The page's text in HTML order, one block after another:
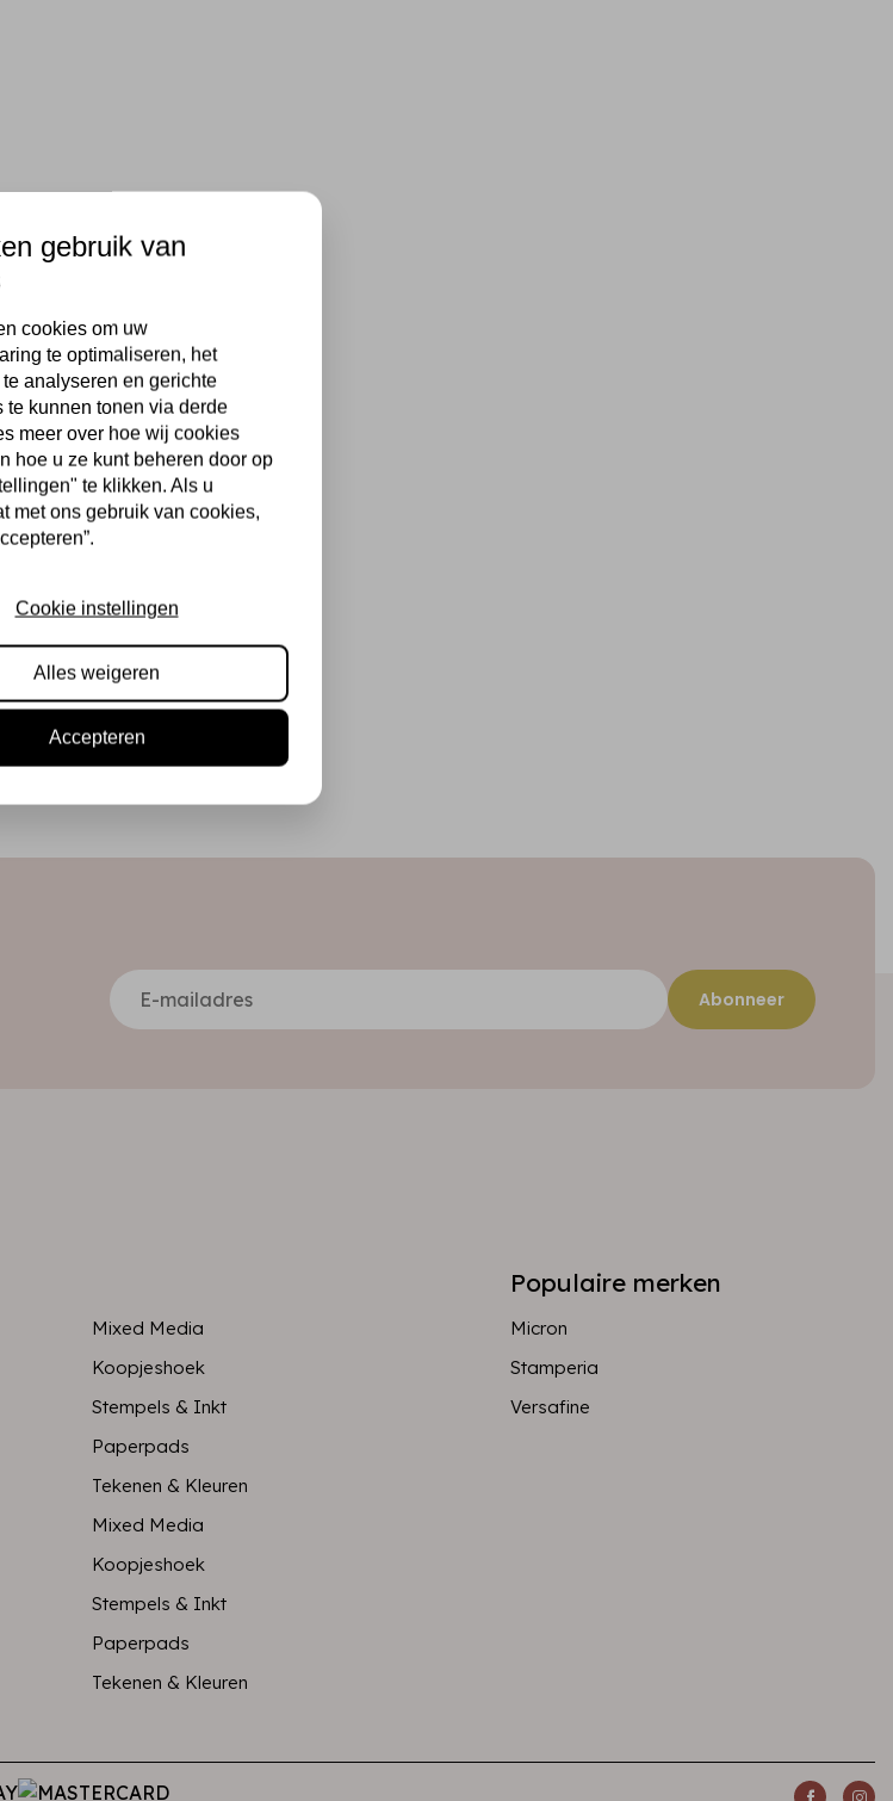
Abonneer
Mixed Media
Koopjeshoek
Stempels & Inkt
Paperpads
Tekenen & Kleuren
Mixed Media
Koopjeshoek
Stempels & Inkt
Paperpads
Tekenen & Kleuren
Populaire merken
Micron
Stamperia
Versafine
gebruik van
cookies om uw
te optimaliseren, het
analyseren en gerichte
te kunnen tonen via derde
meer over hoe wij cookies
hoe u ze kunt beheren door op
te klikken. Als u
met ons gebruik van cookies,
Cookie instellingen
Alles weigeren
Accepteren